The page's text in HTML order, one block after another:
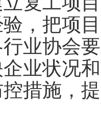
，把项
业协会
业状况
措施，